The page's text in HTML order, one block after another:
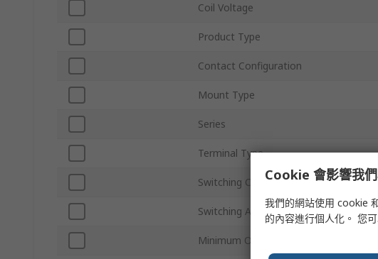
Coil Voltage
Product Type
Contact Configuration
Mount Type
Series
Terminal Type
Switching Current
Switching AC Voltage
Minimum Operating Temperature
Cookie 會影響我
我們的網站使用 cookie
的內容進行個人化。 您